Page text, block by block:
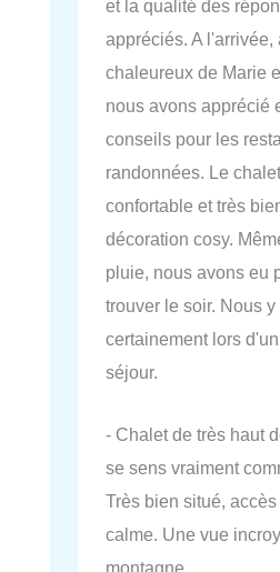
et la qualité des
appréciés. A l'arrivée,
chaleureux de Marie
nous avons apprécié
conseils pour les
randonnées. Le
confortable et très
décoration cosy.
pluie, nous avons eu
trouver le soir. Nous
certainement lors
séjour.
- Chalet de très haut
se sens vraiment
Très bien situé,
calme. Une vue
montagne.